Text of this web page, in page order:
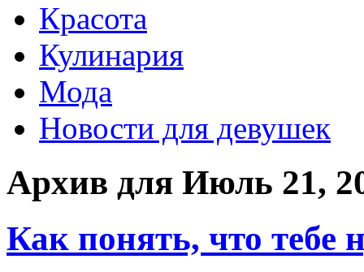
Красота
Кулинария
Мода
Новости для девушек
Архив для Июль 21,
Как понять, что тебе